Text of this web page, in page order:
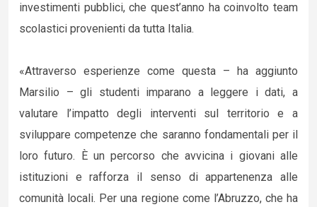
investimenti pubblici, che quest’anno ha coinvolto team
scolastici provenienti da tutta Italia.
«Attraverso esperienze come questa – ha aggiunto
Marsilio – gli studenti imparano a leggere i dati, a
valutare l’impatto degli interventi sul territorio e a
sviluppare competenze che saranno fondamentali per il
loro futuro. È un percorso che avvicina i giovani alle
istituzioni e rafforza il senso di appartenenza alle
comunità locali. Per una regione come l’Abruzzo, che ha